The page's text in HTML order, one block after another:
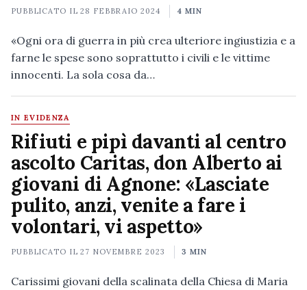
PUBBLICATO IL28 FEBBRAIO 2024 4 MIN
«Ogni ora di guerra in più crea ulteriore ingiustizia e a
farne le spese sono soprattutto i civili e le vittime
innocenti. La sola cosa da…
IN EVIDENZA
Rifiuti e pipì davanti al centro
ascolto Caritas, don Alberto ai
giovani di Agnone: «Lasciate
pulito, anzi, venite a fare i
volontari, vi aspetto»
PUBBLICATO IL27 NOVEMBRE 2023 3 MIN
Carissimi giovani della scalinata della Chiesa di Maria